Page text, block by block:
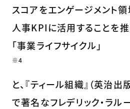
スコアをエンゲージメント
人事KPIに活用することを推
「事業ライフサイクル」
※4
と、『ティール組織』（英治出
で著名なフレデリック・ラル